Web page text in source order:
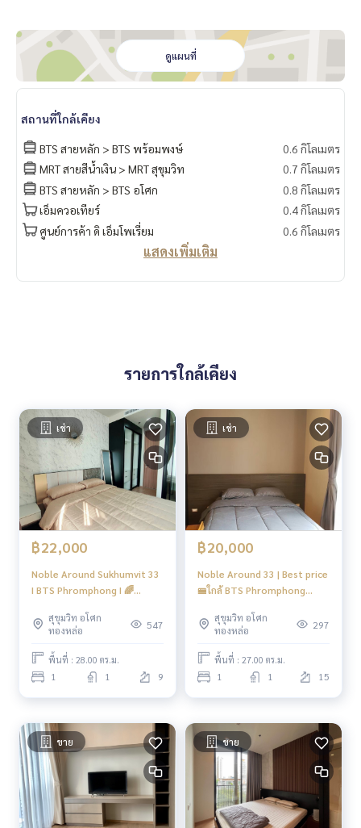
You can inbox or dm to ask more information, It’s my pleas
ure to give.
Tel :
093-943-4388
What App+6693-943-4388
LINE ID : @BPP2019
#Year
ดูแผนที่
สถานที่ใกล้เคียง
BTS สายหลัก > BTS พร้อมพงษ์
0.6 กิโลเมตร
MRT สายสีน้ำเงิน > MRT สุขุมวิท
0.7 กิโลเมตร
BTS สายหลัก > BTS อโศก
0.8 กิโลเมตร
เอ็มควอเทียร์
0.4 กิโลเมตร
ศูนย์การค้า ดิ เอ็มโพเรี่ยม
0.6 กิโลเมตร
แสดงเพิ่มเติม
รายการใกล้เคียง
เช่า
฿22,000
Noble Around Sukhumvit 33
I BTS Phromphong I 🌈
Room I #HL
สุขุมวิท อโศก
ทองหล่อ
547
พื้นที่ : 28.00 ตร.ม.
1 1 9
เช่า
฿20,000
Noble Around 33 | Best price
🚝ใกล้ BTS Phromphong
สุขุมวิท อโศก
ทองหล่อ
297
พื้นที่ : 27.00 ตร.ม.
1 1 15
ขาย ขาย